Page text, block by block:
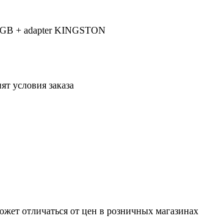
+ adapter KINGSTON
условия заказа
отличаться от цен в розничных магазинах